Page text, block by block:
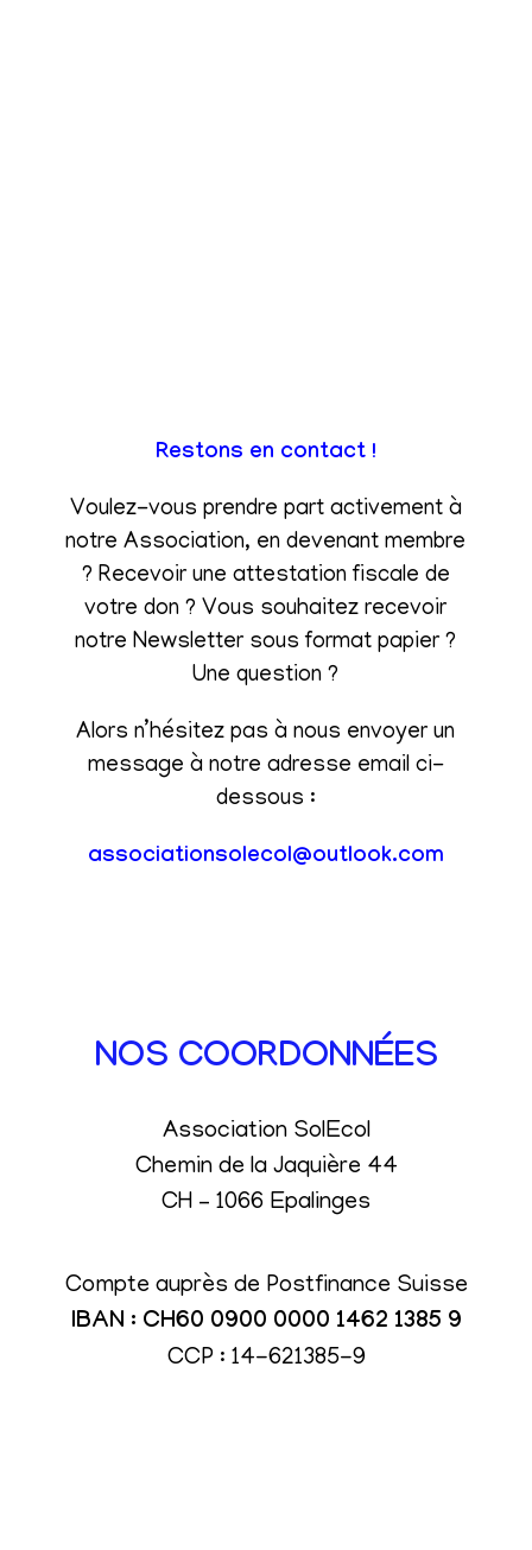
Restons en contact !
Voulez-vous prendre part activement à
notre Association, en devenant membre
? Recevoir une attestation fiscale de
votre don ? Vous souhaitez recevoir
notre Newsletter sous format papier ?
Une question ?
Alors n’hésitez pas à nous envoyer un
message à notre adresse email ci-
dessous :
associationsolecol@outlook.com
NOS COORDONNÉES
Association SolEcol
Chemin de la Jaquière 44
CH – 1066 Epalinges
Compte auprès de Postfinance Suisse
IBAN : CH60 0900 0000 1462 1385 9
CCP : 14-621385-9